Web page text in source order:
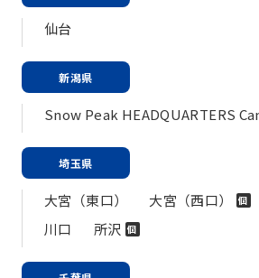
仙台
新潟県
Snow Peak HEADQUARTERS
埼玉県
大宮（東口） 大宮（西口） 個
川口 所沢 個